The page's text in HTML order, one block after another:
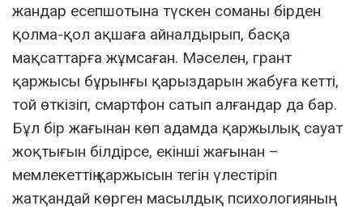
жандар есепшотына түскен соманы бірден
қолма-қол ақшаға айналдырып, басқа
мақсаттарға жұмсаған. Мәселен, грант
қаржысы бұрынғы қарыздарын жабуға кетті,
той өткізіп, смартфон сатып алғандар да бар.
Бұл бір жағынан көп адамда қаржылық сауат
жоқтығын білдірсе, екінші жағынан –
мемлекеттің қаржысын тегін үлестіріп
жатқандай көрген масылдық психологияның